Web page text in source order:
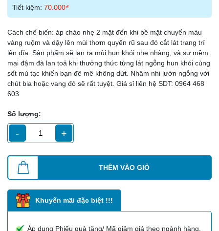
Tiết kiệm: 70.000₫
Cách chế biến: áp chảo nhẹ 2 mặt đến khi bề mặt chuyển màu
vàng ruộm và dậy lên mùi thơm quyến rũ sau đó cắt lát trang trí
lên dĩa. Sản phẩm sẽ lan ra mùi hun khói nhẹ nhàng, và sự mềm
mại đậm đà lan toả khi thưởng thức từng lát ngỗng hun khói cùng
sốt mù tạc khiến bạn đê mê không dứt. Nhâm nhi lườn ngỗng với
chút bia hoặc vang đỏ sẽ rất tuyệt. Giá sỉ liên hệ SDT: 0964 468
603
Số lượng:
- +
THÊM VÀO GIỎ
Khuyến mãi đặc biệt !!!
Áp dụng Phiếu quà tặng/ Mã giảm giá theo ngành hàng.